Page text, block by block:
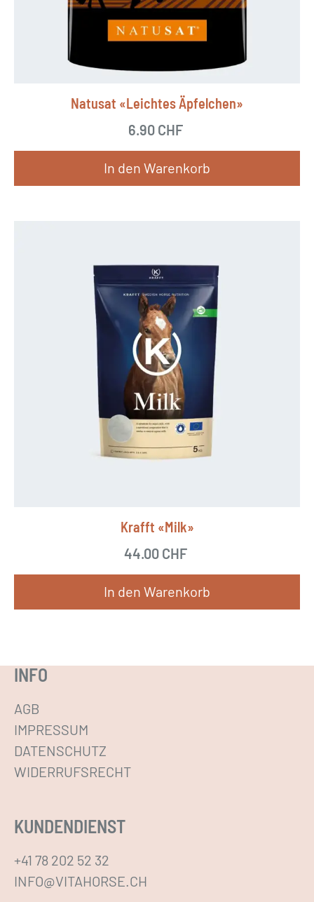
Natusat «Leichtes Äpfelchen»
6.90 CHF
In den Warenkorb
Krafft «Milk»
44.00 CHF
In den Warenkorb
INFO
AGB
IMPRESSUM
DATENSCHUTZ
WIDERRUFSRECHT
KUNDENDIENST
+41 78 202 52 32
INFO@VITAHORSE.CH